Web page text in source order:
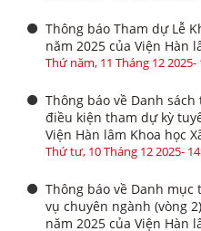
Thông báo Tham dự Lễ
năm 2025 của Viện Hàn
Thứ năm, 11 Tháng 12 2025-
Thông báo về Danh
điều kiện tham dự kỳ
Viện Hàn lâm Khoa học
Thứ tư, 10 Tháng 12 2025-
Thông báo về Danh
vụ chuyên ngành (vòng
năm 2025 của Viện Hàn